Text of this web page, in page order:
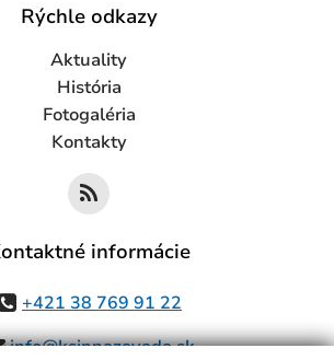
Rýchle odkazy
Aktuality
História
Fotogaléria
Kontakty
informácie
+421 38 769 91 22
info@ksinnazavada.sk